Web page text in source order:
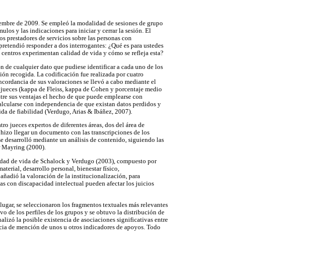
de 2009. Se empleó la modalidad de sesiones de grupo
y las indicaciones para iniciar y cerrar la sesión. El
de servicios sobre las personas con
responder a dos interrogantes: ¿Qué es para ustedes
experimentan calidad de vida y cómo se refleja esta?
de cualquier dato que pudiese identificar a cada uno de los
recogida. La codificación fue realizada por cuatro
de sus valoraciones se llevó a cabo mediante el
(kappa de Fleiss, kappa de Cohen y porcentaje medio
sus ventajas el hecho de que puede emplearse con
con independencia de que existan datos perdidos y
de fiabilidad (Verdugo, Arias & Ibáñez, 2007).
jueces expertos de diferentes áreas, dos del área de
llegar un documento con las transcripciones de los
desarrolló mediante un análisis de contenido, siguiendo las
Mayring (2000).
de vida de Schalock y Verdugo (2003), compuesto por
desarrollo personal, bienestar físico,
la valoración de la institucionalización, para
con discapacidad intelectual pueden afectar los juicios
se seleccionaron los fragmentos textuales más relevantes
de los perfiles de los grupos y se obtuvo la distribución de
la posible existencia de asociaciones significativas entre
de mención de unos u otros indicadores de apoyos. Todo